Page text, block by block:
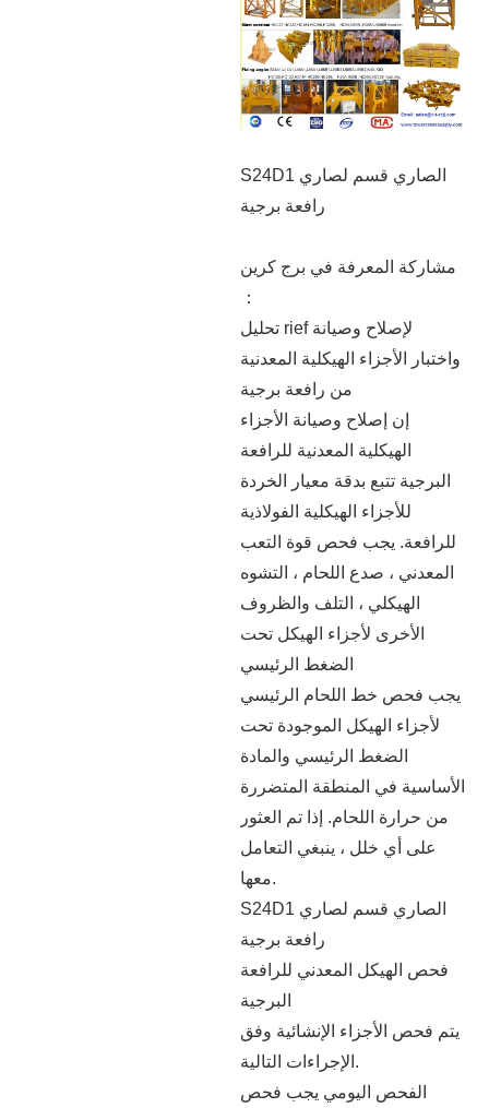
S24D1 الصاري قسم لصاري
رافعة برجية
مشاركة المعرفة في برج كرين
：
تحليل rief لإصلاح وصيانة
واختبار الأجزاء الهيكلية المعدنية
من رافعة برجية
إن إصلاح وصيانة الأجزاء
الهيكلية المعدنية للرافعة
البرجية تتبع بدقة معيار الخردة
للأجزاء الهيكلية الفولاذية
للرافعة. يجب فحص قوة التعب
المعدني ، صدع اللحام ، التشوه
الهيكلي ، التلف والظروف
الأخرى لأجزاء الهيكل تحت
الضغط الرئيسي
يجب فحص خط اللحام الرئيسي
لأجزاء الهيكل الموجودة تحت
الضغط الرئيسي والمادة
الأساسية في المنطقة المتضررة
من حرارة اللحام. إذا تم العثور
على أي خلل ، ينبغي التعامل
معها.
S24D1 الصاري قسم لصاري
رافعة برجية
فحص الهيكل المعدني للرافعة
البرجية
يتم فحص الأجزاء الإنشائية وفق
الإجراءات التالية.
الفحص اليومي يجب فحص